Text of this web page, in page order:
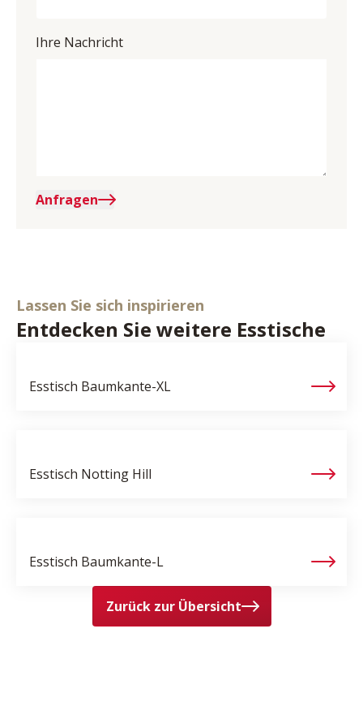
Ihre Nachricht
Anfragen
Lassen Sie sich inspirieren
Entdecken Sie weitere Esstische
Esstisch Baumkante-XL
Esstisch Notting Hill
Esstisch Baumkante-L
Zurück zur Übersicht